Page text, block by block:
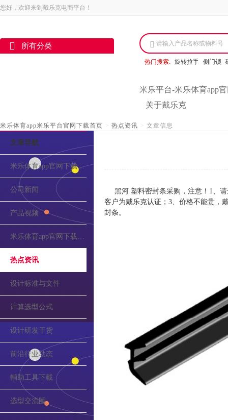
您好，欢迎来到戴乐克电商平台！
所有分类 请输入产品名称或物料号
热门搜索: 旋转拉手 侧门锁
米乐平台-米乐体育app
关于戴乐克
米乐体育app米乐平台官网下载首页 > 热点资讯 > 文章信息
文章导航
米乐体育app官网下载的介绍
公司新闻
产品视频
米乐体育app官网下载的公告
热点资讯
设计标准与文件
计算选型公式
设计研发干货
前沿行业动态
輔助工具下載
选型交流圈
黑河 塑料密封条采购，注意！1、
客户为戴乐克认证；3、价格不能贵，
封条。